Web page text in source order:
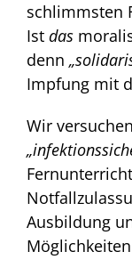
schlimmsten
Ist das
denn
Impfung mit
Wir
Ausbildung